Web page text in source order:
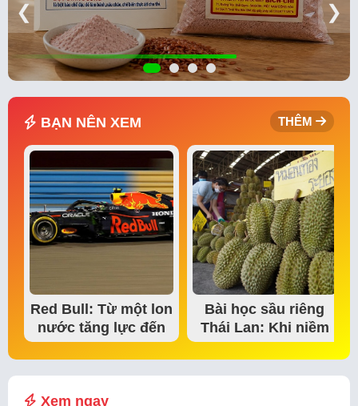
❮ ❯
BẠN NÊN XEM THÊM
Red Bull: Từ một lon
nước tăng lực đến
đế chế thể…
Bài học sầu riêng
Thái Lan: Khi niềm
tin thị trường bắt…
Xem ngay